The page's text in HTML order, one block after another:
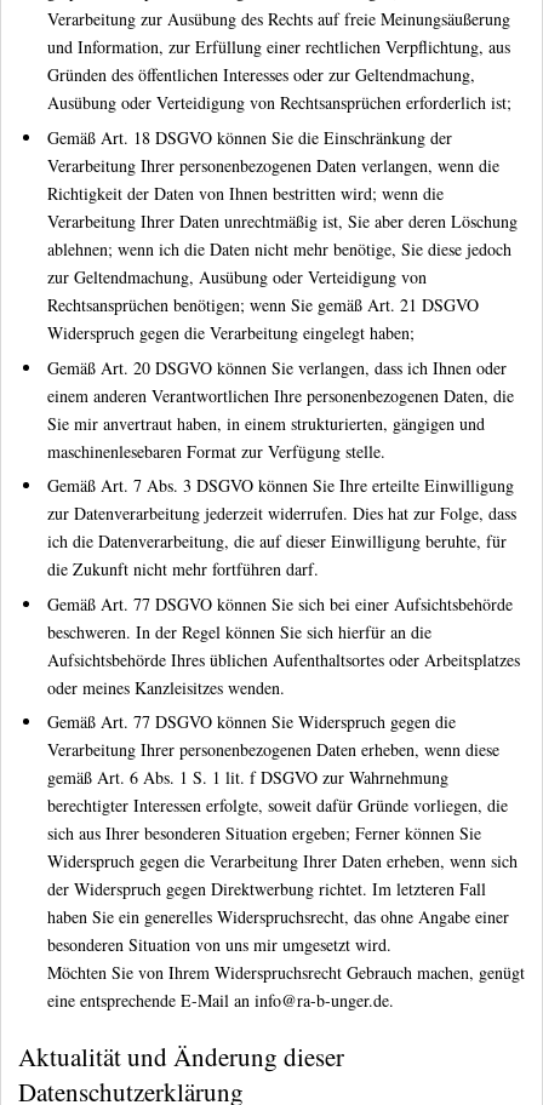
Verarbeitung zur Ausübung des Rechts auf freie Meinungsäußerung
und Information, zur Erfüllung einer rechtlichen Verpflichtung, aus
Gründen des öffentlichen Interesses oder zur Geltendmachung,
Ausübung oder Verteidigung von Rechtsansprüchen erforderlich ist;
Gemäß Art. 18 DSGVO können Sie die Einschränkung der
Verarbeitung Ihrer personenbezogenen Daten verlangen, wenn die
Richtigkeit der Daten von Ihnen bestritten wird; wenn die
Verarbeitung Ihrer Daten unrechtmäßig ist, Sie aber deren Löschung
ablehnen; wenn ich die Daten nicht mehr benötige, Sie diese jedoch
zur Geltendmachung, Ausübung oder Verteidigung von
Rechtsansprüchen benötigen; wenn Sie gemäß Art. 21 DSGVO
Widerspruch gegen die Verarbeitung eingelegt haben;
Gemäß Art. 20 DSGVO können Sie verlangen, dass ich Ihnen oder
einem anderen Verantwortlichen Ihre personenbezogenen Daten, die
Sie mir anvertraut haben, in einem strukturierten, gängigen und
maschinenlesebaren Format zur Verfügung stelle.
Gemäß Art. 7 Abs. 3 DSGVO können Sie Ihre erteilte Einwilligung
zur Datenverarbeitung jederzeit widerrufen. Dies hat zur Folge, dass
ich die Datenverarbeitung, die auf dieser Einwilligung beruhte, für
die Zukunft nicht mehr fortführen darf.
Gemäß Art. 77 DSGVO können Sie sich bei einer Aufsichtsbehörde
beschweren. In der Regel können Sie sich hierfür an die
Aufsichtsbehörde Ihres üblichen Aufenthaltsortes oder Arbeitsplatzes
oder meines Kanzleisitzes wenden.
Gemäß Art. 77 DSGVO können Sie Widerspruch gegen die
Verarbeitung Ihrer personenbezogenen Daten erheben, wenn diese
gemäß Art. 6 Abs. 1 S. 1 lit. f DSGVO zur Wahrnehmung
berechtigter Interessen erfolgte, soweit dafür Gründe vorliegen, die
sich aus Ihrer besonderen Situation ergeben; Ferner können Sie
Widerspruch gegen die Verarbeitung Ihrer Daten erheben, wenn sich
der Widerspruch gegen Direktwerbung richtet. Im letzteren Fall
haben Sie ein generelles Widerspruchsrecht, das ohne Angabe einer
besonderen Situation von uns mir umgesetzt wird.
Möchten Sie von Ihrem Widerspruchsrecht Gebrauch machen, genügt
eine entsprechende E-Mail an info@ra-b-unger.de.
Aktualität und Änderung dieser
Datenschutzerklärung